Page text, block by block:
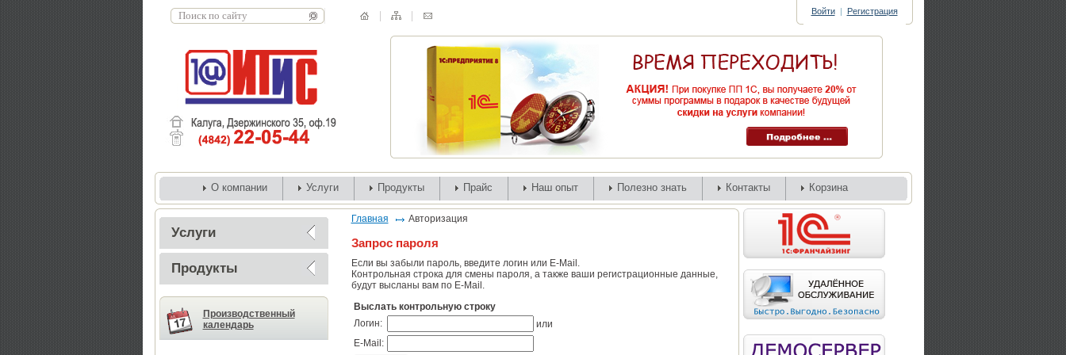
Войти | Регистрация
О компании Услуги Продукты Прайс Наш опыт Полезно знать Контакты Корзина
Услуги
Продукты
Производственный
календарь
Главная Авторизация
Запрос пароля
Если вы забыли пароль, введите логин или E-Mail.
Контрольная строка для смены пароля, а также ваши регистрационные данные,
будут высланы вам по E-Mail.
Выслать контрольную строку
Логин:
или
E-Mail: